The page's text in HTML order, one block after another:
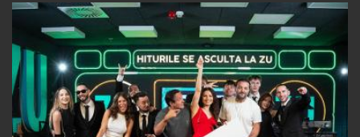
Verii: Cabron versus Faydee
21 Iulie
Dă volumul mai tare! Cabron vine
cu Hitul Monstru al Verii